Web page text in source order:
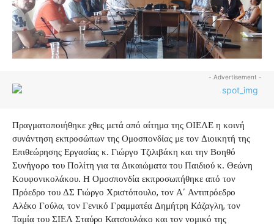
- Advertisement -
Πραγματοποιήθηκε χθες μετά από αίτημα της ΟΙΕΛΕ η κοινή
συνάντηση εκπροσώπων της Ομοσπονδίας με τον Διοικητή της
Επιθεώρησης Εργασίας κ. Γιώργο Τζιλιβάκη και την Βοηθό
Συνήγορο του Πολίτη για τα Δικαιώματα του Παιδιού κ. Θεώνη
Κουφονικολάκου. Η Ομοσπονδία εκπροσωπήθηκε από τον
Πρόεδρο του ΔΣ Γιώργο Χριστόπουλο, τον Α’ Αντιπρόεδρο
Αλέκο Γούλα, τον Γενικό Γραμματέα Δημήτρη Κάζαγλη, τον
Ταμία του ΣΙΕΛ Σταύρο Κατσουλάκο και τον νομικό της